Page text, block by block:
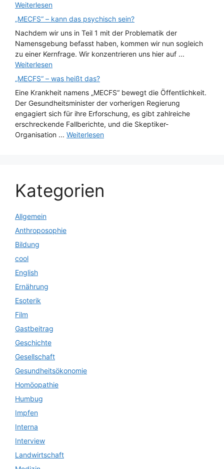
Weiterlesen
„MECFS“ – kann das psychisch sein?
Nachdem wir uns in Teil 1 mit der Problematik der
Namensgebung befasst haben, kommen wir nun sogleich
zu einer Kernfrage. Wir konzentrieren uns hier auf ...
Weiterlesen
„MECFS“ – was heißt das?
Eine Krankheit namens „MECFS“ bewegt die Öffentlichkeit.
Der Gesundheitsminister der vorherigen Regierung
engagiert sich für ihre Erforschung, es gibt zahlreiche
erschreckende Fallberichte, und die Skeptiker-
Organisation ... Weiterlesen
Kategorien
Allgemein
Anthroposophie
Bildung
cool
English
Ernährung
Esoterik
Film
Gastbeitrag
Geschichte
Gesellschaft
Gesundheitsökonomie
Homöopathie
Humbug
Impfen
Interna
Interview
Landwirtschaft